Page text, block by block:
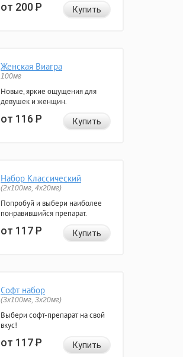
от 200Р Купить
Женская Виагра
100мг
Новые, яркие ощущения для
девушек и женщин.
от 116Р Купить
Набор Классический
(2x100мг, 4x20мг)
Попробуй и выбери наиболее
понравившийся препарат.
от 117Р Купить
Софт набор
(3x100мг, 3x20мг)
Выбери софт-препарат на свой
вкус!
от 117Р Купить